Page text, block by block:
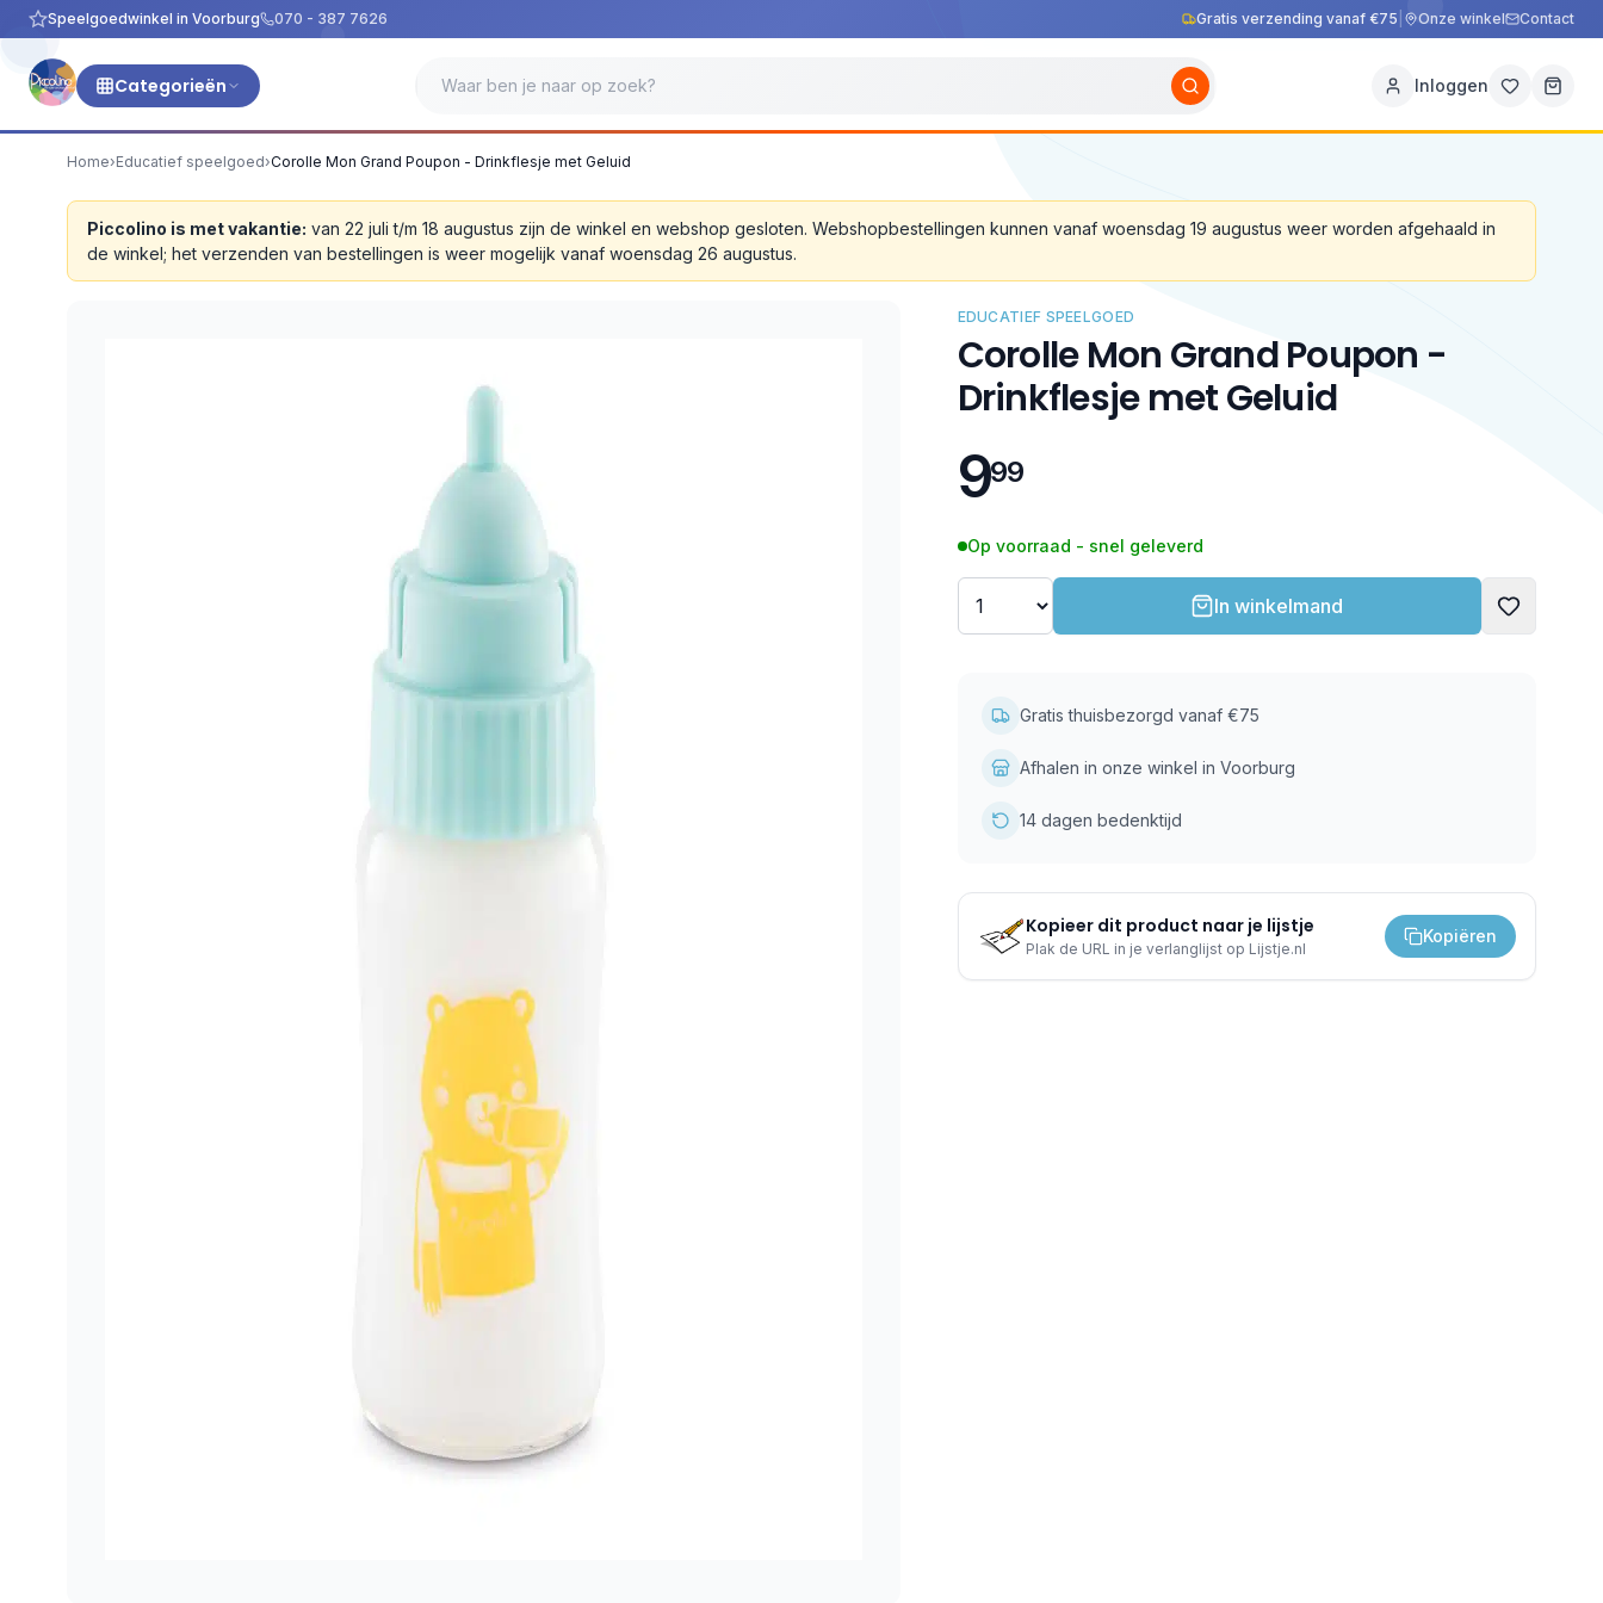
Speelgoedwinkel in Voorburg 070 - 387 7626 Gratis verzending vanaf €75 Onze winkel Contact
Categorieën Inloggen
Home›Educatief speelgoed›Corolle Mon Grand Poupon - Drinkflesje met Geluid
Piccolino is met vakantie: van 22 juli t/m 18 augustus zijn de winkel en webshop gesloten. Webshopbestellingen kunnen vanaf woensdag 19 augustus weer worden afgehaald in
de winkel; het verzenden van bestellingen is weer mogelijk vanaf woensdag 26 augustus.
EDUCATIEF SPEELGOED
Corolle Mon Grand Poupon -
Drinkflesje met Geluid
999
Op voorraad - snel geleverd
In winkelmand
Gratis thuisbezorgd vanaf €75
Afhalen in onze winkel in Voorburg
14 dagen bedenktijd
Kopieer dit product naar je lijstje
Plak de URL in je verlanglijst op Lijstje.nl
Kopiëren